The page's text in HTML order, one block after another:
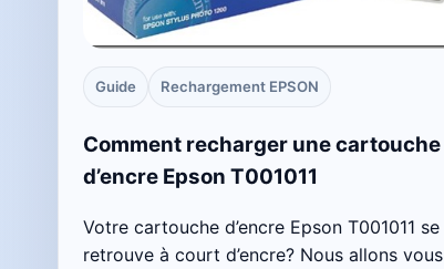
Guide Rechargement EPSON
Comment recharger une cartouche
d’encre Epson T001011
Votre cartouche d’encre Epson T001011 se
retrouve à court d’encre? Nous allons vous